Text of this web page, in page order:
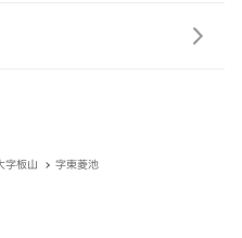
字板山 字東菱池